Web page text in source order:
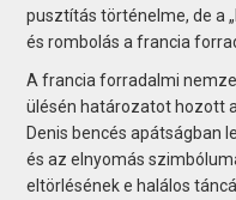
pusztítás történelme, de a
és rombolás a francia
A francia forradalmi
ülésén határozatot hozott
Denis bencés apátságban
és az elnyomás
eltörlésének e halálos